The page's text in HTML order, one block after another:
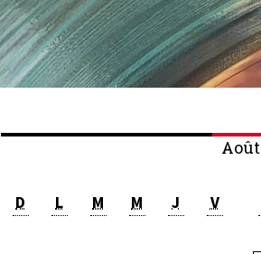
D L M M J V